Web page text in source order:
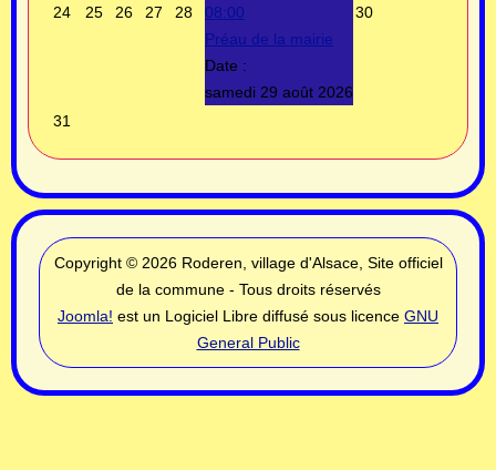
24 25 26 27 28
08:00
Préau de la mairie
Date :
samedi 29 août 2026
30
31
Copyright © 2026 Roderen, village d'Alsace, Site officiel
de la commune - Tous droits réservés
Joomla! est un Logiciel Libre diffusé sous licence GNU
General Public